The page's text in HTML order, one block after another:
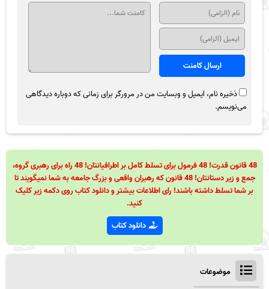
ذخیره نام، ایمیل و وبسایت من در مرورگر برای زمانی که دوباره دیدگاهی
می‌نویسم.
48 قانون قدرت! 48 فرمول برای تسلط کامل بر اطرافیانتان! 48 راه برای رهبری گروه،
جمع و زیر دستانتان! 48 قانون که رهبران واقعی و بزرگ جامعه به شما نمیگویند تا
بر شما تسلط داشته باشند! رای اطلاعات بیشتر و دانلود کتاب روی دکمه زیر کلیک
کنید.
دانلود کتاب
موضوعات